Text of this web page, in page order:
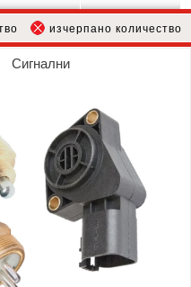
изчерпано количество
Сигнални